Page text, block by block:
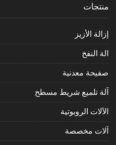
منتجات
إزالة الأزيز
الة النفخ
صفيحة معدنية
آلة تلميع شريط مسطح
الآلات الروبوتية
آلات مخصصة